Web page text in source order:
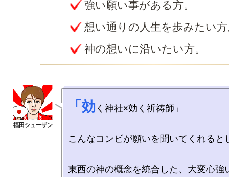
強い願い事がある方。
想い通りの人生を歩みたい
神の想いに沿いたい方。
「効 く神社×効く祈祷師」
こんなコンビが願いを聞いてくれると